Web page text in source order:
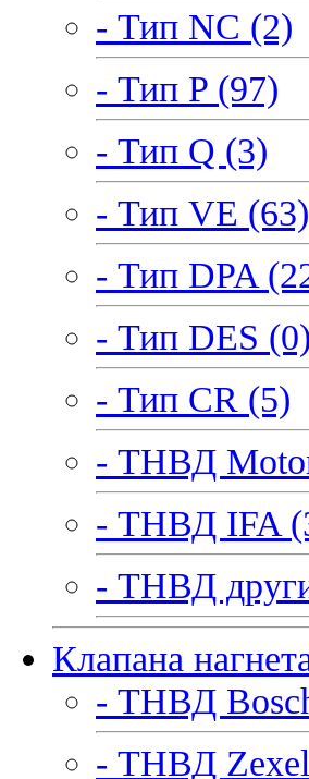
- Тип NC (2)
- Тип P (97)
- Тип Q (3)
- Тип VE (63)
- Тип DPA
- Тип DES (0)
- Тип CR (5)
- ТНВД
- ТНВД IFA
- ТНВД
Клапана
- ТНВД
- ТНВД